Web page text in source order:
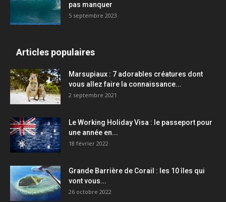
pas manquer
5 septembre 2023
Articles populaires
Marsupiaux : 7 adorables créatures dont
vous allez faire la connaissance...
2 septembre 2021
Le Working Holiday Visa : le passeport pour
une année en...
18 février 2022
Grande Barrière de Corail : les 10 îles qui
vont vous...
26 octobre 2022